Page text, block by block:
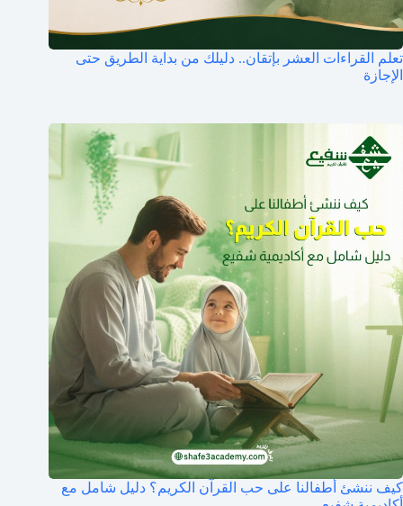
تعلم القراءات العشر بإتقان.. دليلك من بداية الطريق حتى
الإجازة
كيف ننشئ أطفالنا على حب القرآن الكريم؟ دليل شامل مع